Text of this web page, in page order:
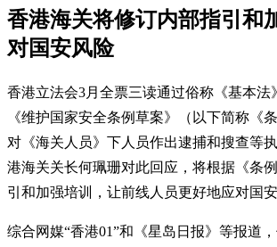
香港海关将修订内部指引和
对国安风险
香港立法会3月全票三读通过俗称《基本法
《维护国家安全条例草案》（以下简称《
对《海关人员》下人员作出逮捕和搜查等
港海关关长何珮珊对此回应，将根据《条
引和加强培训，让前线人员更好地应对国安
综合网媒“香港01”和《星岛日报》等报道